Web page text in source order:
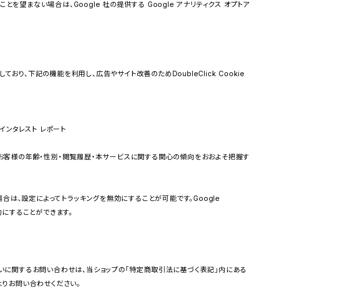
とを望まない場合は、Google 社の提供する Google アナリティクス オプトア
ており、下記の機能を利用し、広告やサイト改善のためDoubleClick Cookie
タレスト レポート
の年齢・性別・閲覧履歴・本サービスに関する関心の傾向をおおよそ把握す
、設定によってトラッキングを無効にすることが可能です。Google
することができます。
関するお問い合わせは、当ショップの「特定商取引法に基づく表記」内にある
お問い合わせください。